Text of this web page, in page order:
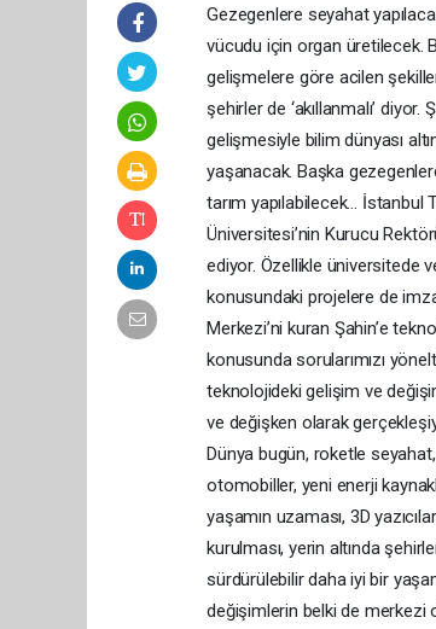
Gezegenlere seyahat
vücudu için organ üretilecek.
gelişmelere göre acilen
şehirler de ‘akıllanmalı’
gelişmesiyle bilim dünyası
yaşanacak. Başka
tarım yapılabilecek… İstanbul
Üniversitesi’nin Kurucu
ediyor. Özellikle üniversitede
konusundaki projelere de
Merkezi’ni kuran Şahin’e
konusunda sorularımızı
teknolojideki gelişim ve
ve değişken olarak
Dünya bugün, roketle
otomobiller, yeni enerji
yaşamın uzaması, 3D
kurulması, yerin altında
sürdürülebilir daha iyi bir
değişimlerin belki de merkezi